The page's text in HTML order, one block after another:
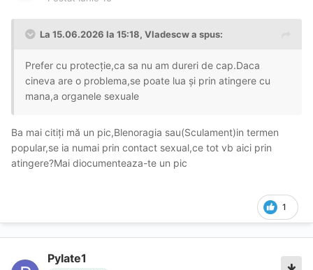
La 15.06.2026 la 15:18, Vladescwa spus:
Prefer cu protecție,ca sa nu am dureri de cap.Daca
cineva are o problema,se poate lua și prin atingere cu
mana,a organele sexuale
Ba mai citiți mă un pic,Blenoragia sau(Sculament)in termen
popular,se ia numai prin contact sexual,ce tot vb aici prin
atingere?Mai diocumenteaza-te un pic
1
Pylate1